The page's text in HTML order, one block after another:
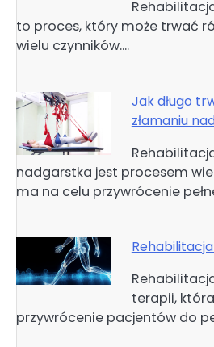
to proces, który może trwać
wielu czynników.…
Jak długo
złamaniu
nadgarstka jest procesem
ma na celu przywrócenie
terapii,
przywrócenie pacjentów do